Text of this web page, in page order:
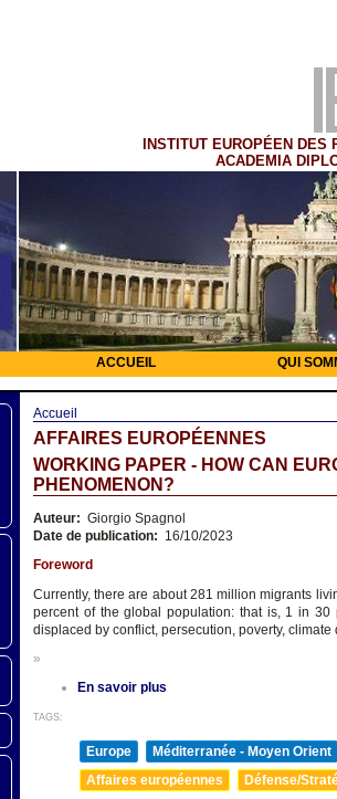
INSTITUT EUROPÉEN DES
ACADEMIA
ACCUEIL QUI
Accueil
AFFAIRES EUROPÉENNES
WORKING PAPER - HOW CAN
PHENOMENON?
Auteur: Giorgio Spagnol
Date de publication: 16/10/2023
Foreword
Currently, there are about 281 million migrants
percent of the global population: that is, 1 in
displaced by conflict, persecution, poverty, climate
»
En savoir plus
TAGS:
Europe Méditerranée - Moyen Orient
Affaires européennes
Défense/